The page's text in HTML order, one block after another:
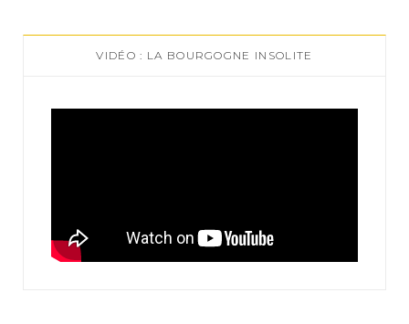
VIDÉO : LA BOURGOGNE INSOLITE